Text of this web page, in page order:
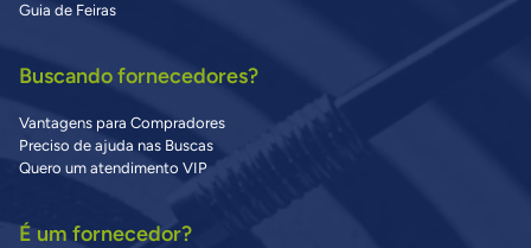
Guia de Feiras
Buscando fornecedores?
Vantagens para Compradores
Preciso de ajuda nas Buscas
Quero um atendimento VIP
É um fornecedor?